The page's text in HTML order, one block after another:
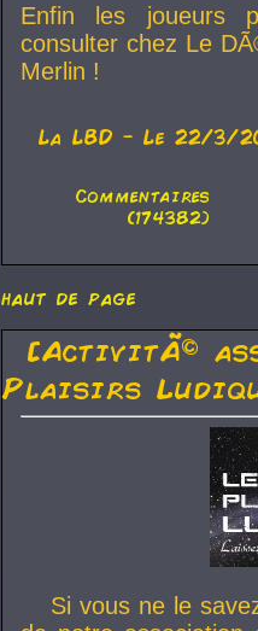
Enfin les joueurs
consulter chez Le
Merlin !
La LBD - Le 22/3/
Commentaires
(174382)
haut de page
[ActivitÃ©
Plaisirs
Si vous ne le